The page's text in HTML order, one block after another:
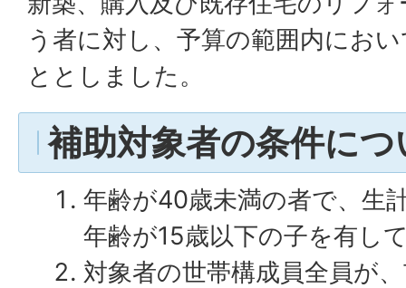
う者に対し、予算の範囲内にお
ととしました。
補助対象者の条件につ
年齢が40歳未満の者で、生
年齢が15歳以下の子を有し
対象者の世帯構成員全員が